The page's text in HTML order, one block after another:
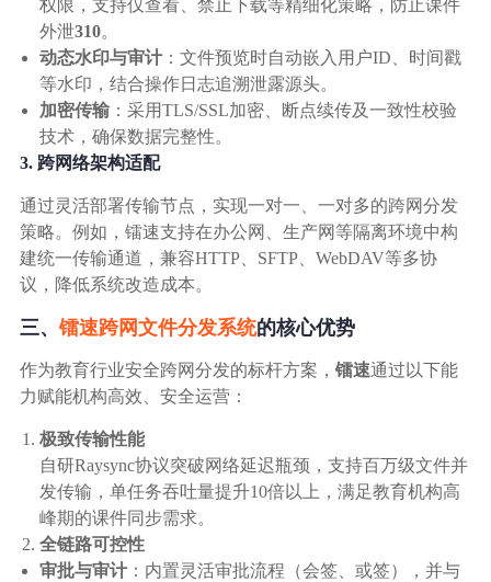
权限，支持仅查看、禁止下载等精细化策略，防止课件
外泄310。
动态水印与审计：文件预览时自动嵌入用户ID、时间戳
等水印，结合操作日志追溯泄露源头。
加密传输：采用TLS/SSL加密、断点续传及一致性校验
技术，确保数据完整性。
3. 跨网络架构适配
通过灵活部署传输节点，实现一对一、一对多的跨网分发
策略。例如，镭速支持在办公网、生产网等隔离环境中构
建统一传输通道，兼容HTTP、SFTP、WebDAV等多协
议，降低系统改造成本。
三、镭速跨网文件分发系统的核心优势
作为教育行业安全跨网分发的标杆方案， 镭速通过以下能
力赋能机构高效、安全运营：
极致传输性能
自研Raysync协议突破网络延迟瓶颈，支持百万级文件并
发传输，单任务吞吐量提升10倍以上，满足教育机构高
峰期的课件同步需求。
全链路可控性
审批与审计：内置灵活审批流程（会签、或签），并与